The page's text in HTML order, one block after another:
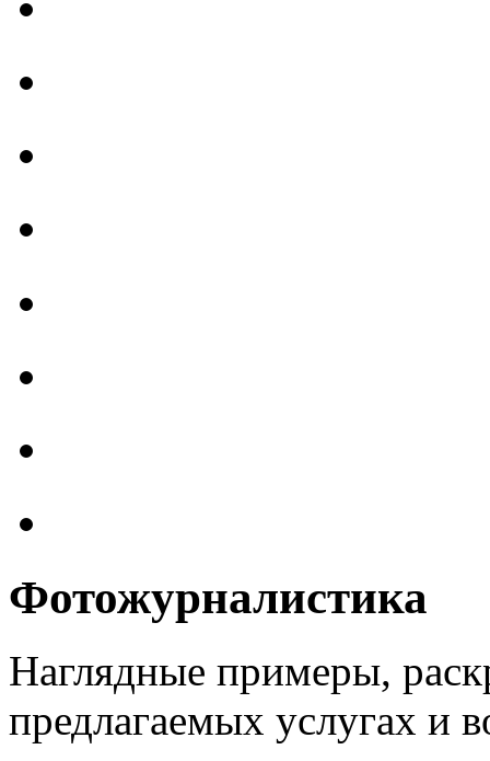
Фотожурналистика
Наглядные примеры,
предлагаемых услугах и